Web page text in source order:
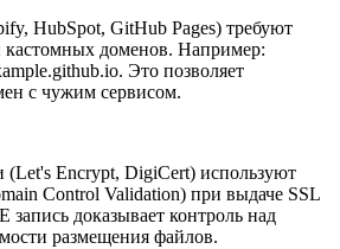
HubSpot, GitHub Pages) требуют
доменов. Например:
Это позволяет
с чужим сервисом.
Encrypt, DigiCert) используют
Control Validation) при выдаче SSL
доказывает контроль над
размещения файлов.